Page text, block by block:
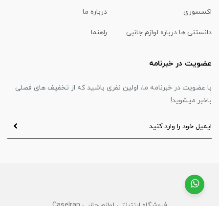
اکسسوری درباره ما
دانستنی ها درباره لوازم جانبی راهنما
عضویت در خبرنامه
با عضویت در خبرنامه ما، اولین نفری باشید که از تخفیف های فصلی
باخبر میشوید!